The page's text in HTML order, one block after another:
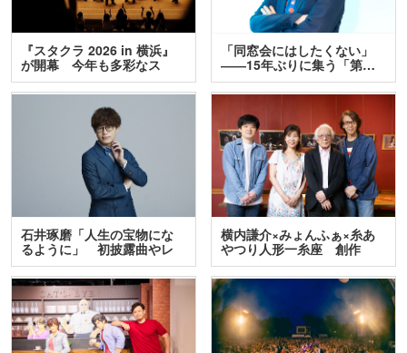
『スタクラ 2026 in 横浜』
が開幕 今年も多彩なス
テ…
「同窓会にはしたくない」
――15年ぶりに集う「第…
石井琢磨「人生の宝物にな
るように」 初披露曲やレ
ア…
横内謙介×みょんふぁ×糸あ
やつり人形一糸座 創作
人…